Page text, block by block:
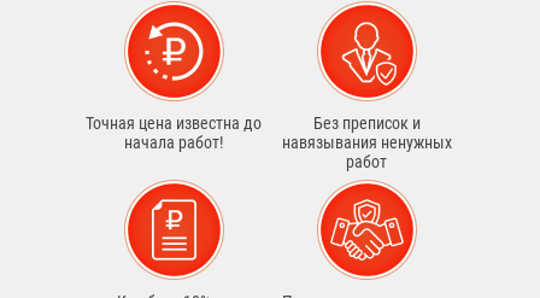
Точная цена известна до
начала работ!
Без преписок и
навязывания ненужных
работ